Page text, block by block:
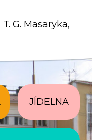
G. Masaryka,
JÍDELNA